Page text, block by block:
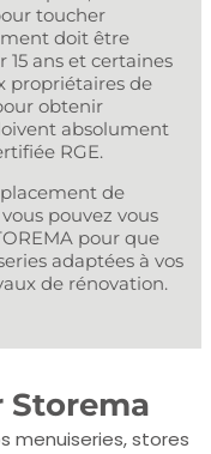
toucher
doit être
15 ans et certaines
propriétaires de
obtenir
absolument
RGE.
de
pouvez vous
pour que
adaptées à vos
de rénovation.
Storema
menuiseries, stores